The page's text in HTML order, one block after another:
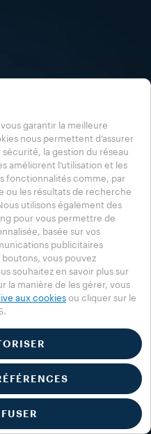
garantir la meilleure
nous permettent d’assurer
la gestion du réseau
améliorent l’utilisation et les
fonctionnalités comme, par
ou les résultats de recherche
utilisons également des
pour vous permettre de
basée sur vos
publicitaires
boutons, vous pouvez
souhaitez en savoir plus sur
la manière de les gérer, vous
aux cookies ou cliquer sur le